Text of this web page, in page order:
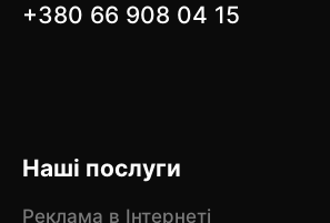
+380 66 908 04 15
Наші послуги
Реклама в Інтернеті